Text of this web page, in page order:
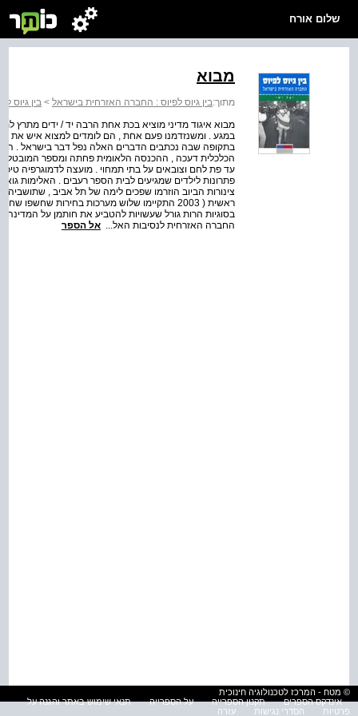
שלום אורח
מבוא
מתוך:בין גיוס לפיוס : החברה האזרחית בישראל > בין גיוס
מבוא איגוד מדיני מוציא בכת אחת הרבה יד / ידים מתרץ
במגע . ומשנזדמנו פעם אחת , הם לומדים למצוא איש את
בתקופה שבה נכתבים הדברים האלה נפל דבר בישראל .
הכלכלית דעכה , ההכנסה הלאומית פחתה ומספר
עד פת לחם וצובאים על בתי תמחוי . מועצה לדמוגרפיה
פתרונות לילדים שמגיעים לבית הספר רעבים . האלימות
ראשית ( 2003 התקיימו שלוש מערכות בחירות
בסוגיות הרות גורל שעשויות להטביע את חותמן על
החברה האזרחית לנסיבות האל... אל הספר
© מטח - המרכז לטכנולוגיה חינוכית
אינדקס הספרים
תקנון הספרייה על הספרייה
תנאי שימוש באתר והגנה על
פרטיות
הסדרי נגישות עזרה